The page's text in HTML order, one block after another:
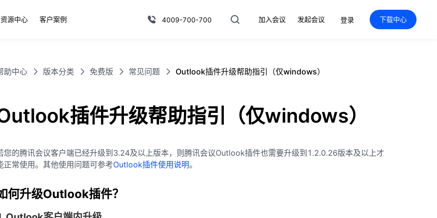
资源中心 客户案例 4009-700-700 加入会议 发起会议 登录 下载中心
助中心 版本分类 免费版 常见问题 Outlook插件升级帮助指引（仅windows）
插件升级帮助指引（仅windows）
您的腾讯会议客户端已经升级到3.24及以上版本，则腾讯会议Outlook插件也需要升级到1.2.0.26版本及以上才
正常使用。其他使用问题可参考Outlook插件使用说明。
何升级Outlook插件？